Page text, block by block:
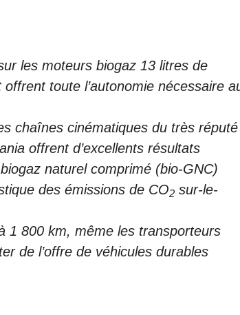
les moteurs biogaz 13 litres de
toute l’autonomie nécessaire
chaînes cinématiques du très réputé
offrent d’excellents résultats
naturel comprimé (bio-GNC)
des émissions de CO2 sur-le-
1 800 km, même les transporteurs
de l’offre de véhicules durables